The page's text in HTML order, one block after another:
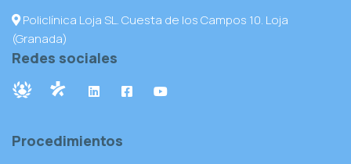
Policlínica Loja SL. Cuesta de los Campos 10. Loja
(Granada)
Redes sociales
Procedimientos